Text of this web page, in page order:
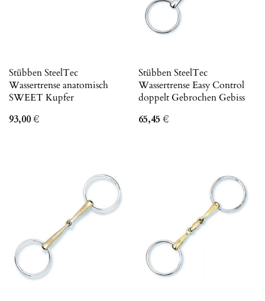
Stübben SteelTec
Wassertrense anatomisch
SWEET Kupfer
93,00€
Stübben SteelTec
Wassertrense Easy Control
doppelt Gebrochen Gebiss
65,45 €